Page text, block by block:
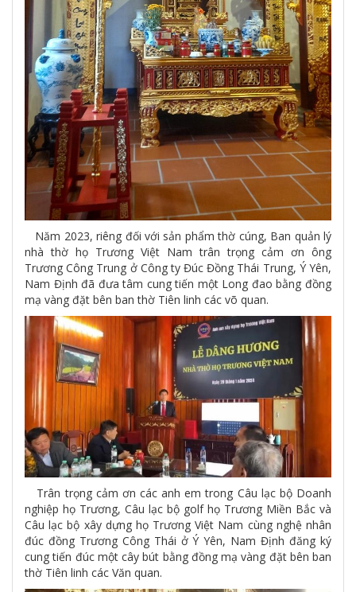
Năm 2023, riêng đối với sản phẩm thờ cúng, Ban quản lý
nhà thờ họ Trương Việt Nam trân trọng cảm ơn ông
Trương Công Trung ở Công ty Đúc Đồng Thái Trung, Ý Yên,
Nam Định đã đưa tâm cung tiến một Long đao bằng đồng
mạ vàng đặt bên ban thờ Tiên linh các võ quan.
Trân trọng cảm ơn các anh em trong Câu lạc bộ Doanh
nghiệp họ Trương, Câu lạc bộ golf họ Trương Miền Bắc và
Câu lạc bộ xây dựng họ Trương Việt Nam cùng nghệ nhân
đúc đồng Trương Công Thái ở Ý Yên, Nam Định đăng ký
cung tiến đúc một cây bút bằng đồng mạ vàng đặt bên ban
thờ Tiên linh các Văn quan.